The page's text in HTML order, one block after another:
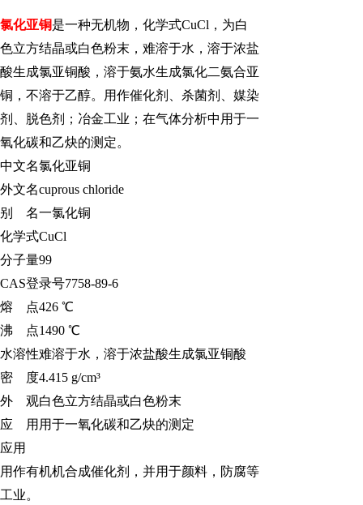
氯化亚铜是一种无机物，化学式CuCl，为白
色立方结晶或白色粉末，难溶于水，溶于浓盐
酸生成氯亚铜酸，溶于氨水生成氯化二氨合亚
铜，不溶于乙醇。用作催化剂、杀菌剂、媒染
剂、脱色剂；冶金工业；在气体分析中用于一
氧化碳和乙炔的测定。
中文名氯化亚铜
外文名cuprous chloride
别
名一氯化铜
化学式CuCl
分子量99
CAS登录号7758-89-6
熔 点426 ℃
沸 点1490 ℃
水溶性难溶于水，溶于浓盐酸生成氯亚铜酸
密 度4.415 g/cm³
外 观白色立方结晶或白色粉末
应 用用于一氧化碳和乙炔的测定
应用
用作有机机合成催化剂，并用于颜料，防腐等
工业。